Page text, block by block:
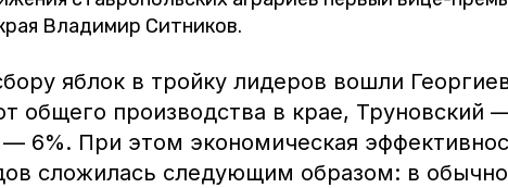
Владимир Ситников.
яблок в тройку лидеров вошли
общего производства в крае, Труновский
— 6%. При этом экономическая
сложилась следующим образом: в